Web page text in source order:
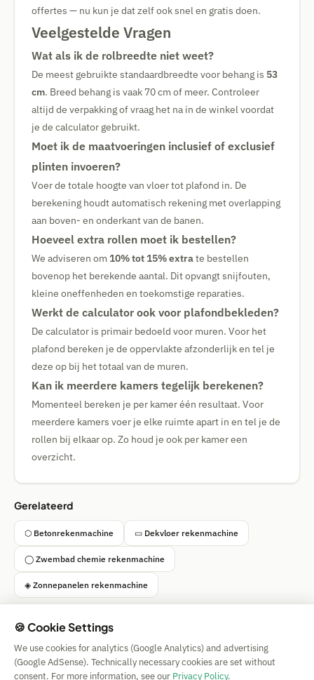
offertes — nu kun je dat zelf ook snel en gratis doen.
Veelgestelde Vragen
Wat als ik de rolbreedte niet weet?
De meest gebruikte standaardbreedte voor behang is 53
cm. Breed behang is vaak 70 cm of meer. Controleer
altijd de verpakking of vraag het na in de winkel voordat
je de calculator gebruikt.
Moet ik de maatvoeringen inclusief of exclusief
plinten invoeren?
Voer de totale hoogte van vloer tot plafond in. De
berekening houdt automatisch rekening met overlapping
aan boven- en onderkant van de banen.
Hoeveel extra rollen moet ik bestellen?
We adviseren om 10% tot 15% extrate bestellen
bovenop het berekende aantal. Dit opvangt snijfouten,
kleine oneffenheden en toekomstige reparaties.
Werkt de calculator ook voor plafondbekleden?
De calculator is primair bedoeld voor muren. Voor het
plafond bereken je de oppervlakte afzonderlijk en tel je
deze op bij het totaal van de muren.
Kan ik meerdere kamers tegelijk berekenen?
Momenteel bereken je per kamer één resultaat. Voor
meerdere kamers voer je elke ruimte apart in en tel je de
rollen bij elkaar op. Zo houd je ook per kamer een
overzicht.
Gerelateerd
⬡ Betonrekenmachine ▭ Dekvloer rekenmachine
◯ Zwembad chemie rekenmachine
◈ Zonnepanelen rekenmachine
Simple Calculator
Impressum
| Privacy | Terms | 🍪 Cookies
🍪 Cookie Settings
We use cookies for analytics (Google Analytics) and advertising
(Google AdSense). Technically necessary cookies are set without
consent. For more information, see our Privacy Policy.